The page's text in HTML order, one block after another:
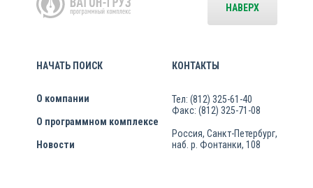
НАЧАТЬ ПОИСК
О компании
О программном комплексе
Новости
КОНТАКТЫ
Тел: (812) 325-61-40
Факс: (812) 325-71-08
Россия, Санкт-Петербург,
наб. р. Фонтанки, 108
НАВЕРХ